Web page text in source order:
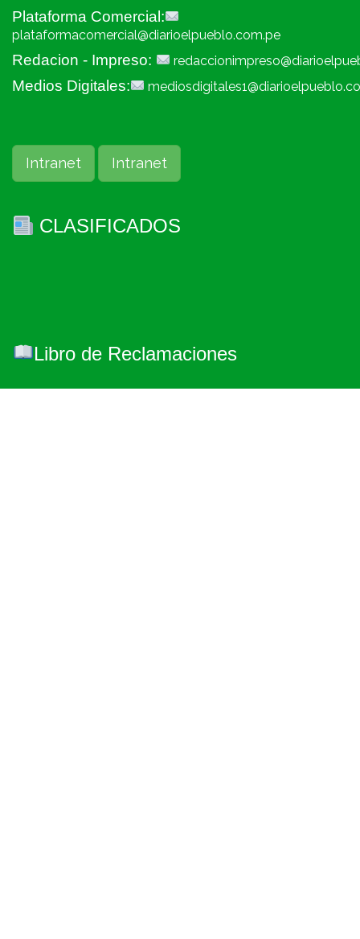
Plataforma Comercial:
plataformacomercial@diarioelpueblo.com.pe
Redacion - Impreso:
Medios Digitales:
Intranet Intranet
CLASIFICADOS
Libro de Reclamaciones